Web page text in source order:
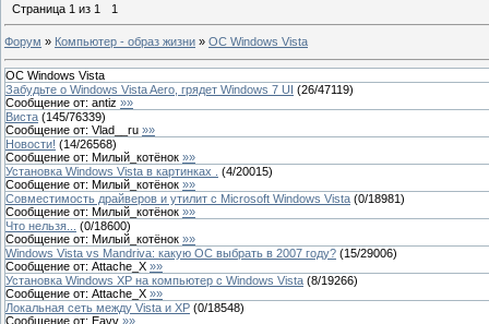
Страница 1 из 1 1
Форум » Компьютер - образ жизни » ОС Windows Vista
ОС Windows Vista
Забудьте о Windows Vista Aero, грядет Windows 7 UI (26/47119)
Сообщение от: antiz »»
Виста (145/76339)
Сообщение от: Vlad__ru »»
Новости! (14/26568)
Сообщение от: Милый_котёнок »»
Установка Windows Vista в картинках .
(4/20015)
Сообщение от: Милый_котёнок »»
Совместимость драйверов и утилит с Microsoft Windows Vista (0/18981)
Сообщение от: Милый_котёнок »»
Что нельзя...
(0/18600)
Сообщение от: Милый_котёнок »»
Windows Vista vs Mandriva: какую ОС выбрать в 2007 году? (15/29006)
Сообщение от: Attache_X »»
Установка Windows XP на компьютер с Windows Vista (8/19266)
Сообщение от: Attache_X »»
Локальная сеть между Vista и XP (0/18548)
Сообщение от: Eavv »»